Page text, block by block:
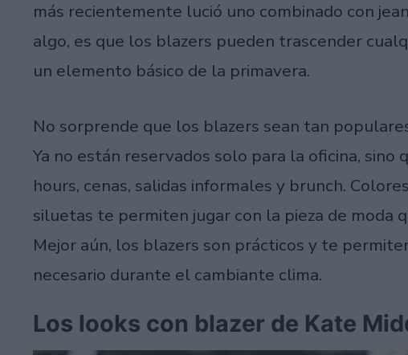
más recientemente lució uno combinado con
algo, es que los blazers pueden trascender
un elemento básico de la primavera.
No sorprende que los blazers sean tan
Ya no están reservados solo para la oficina,
hours, cenas, salidas informales y brunch.
siluetas te permiten jugar con la pieza de moda
Mejor aún, los blazers son prácticos y te
necesario durante el cambiante clima.
Los looks con blazer de Kate